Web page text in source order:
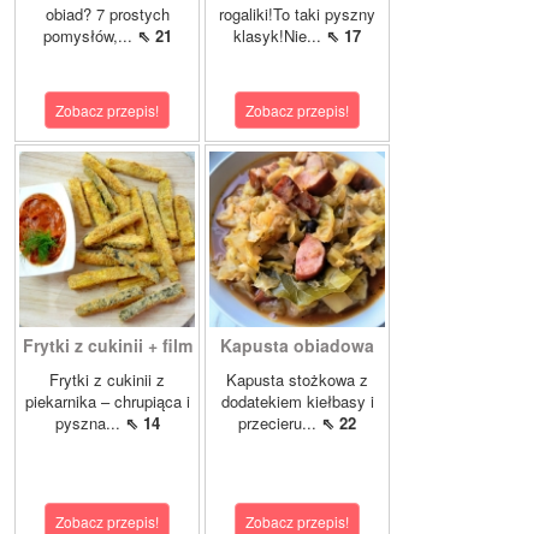
obiad? 7 prostych
pomysłów,... ⇖ 21
Zobacz przepis!
rogaliki!To taki pyszny
klasyk!Nie... ⇖ 17
Zobacz przepis!
Frytki z cukinii + film
Frytki z cukinii z
piekarnika – chrupiąca i
pyszna... ⇖ 14
Zobacz przepis!
Kapusta obiadowa
Kapusta stożkowa z
dodatekiem kiełbasy i
przecieru... ⇖ 22
Zobacz przepis!